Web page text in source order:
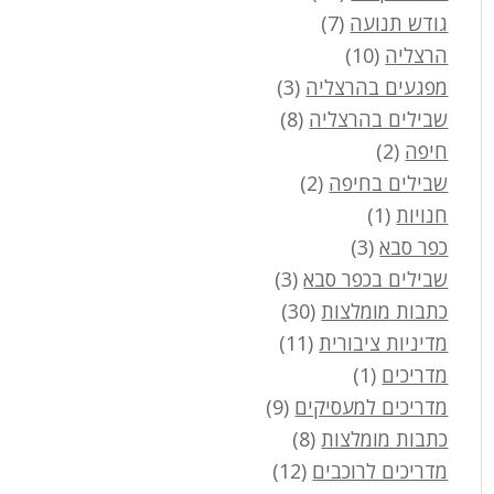
גודש תנועה (7)
הרצליה (10)
מפגעים בהרצליה (3)
שבילים בהרצליה (8)
חיפה (2)
שבילים בחיפה (2)
חנויות(1)
כפר סבא(3)
שבילים בכפר סבא(3)
כתבות מומלצות(30)
מדיניות ציבורית(11)
מדריכים (1)
מדריכים למעסיקים (9)
כתבות מומלצות(8)
מדריכים לרוכבים (12)